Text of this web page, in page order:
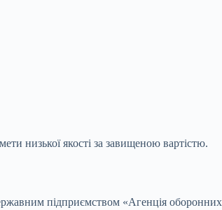
низької якості за завищеною вартістю.
підприємством «Агенція оборонних